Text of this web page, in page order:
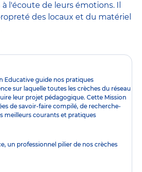
l'écoute de leurs émotions. Il
des locaux et du matériel
Educativeguide nos pratiques
sur laquelle toutes les crèches du réseau
leur projet pédagogique. Cette Mission
de savoir-faire compilé, de recherche-
meilleurs courants et pratiques
un professionnel pilier de nos crèches